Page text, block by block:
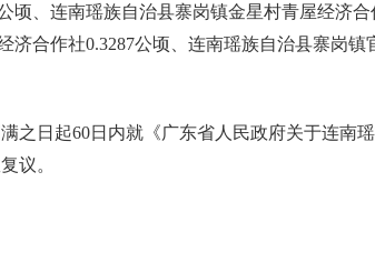
顷、 连南瑶族自治县寨岗镇金星村青屋经济合
济合作社0.3287公顷、 连南瑶族自治县寨岗镇
之日起60日内就《广东省人民政府关于连南
议。